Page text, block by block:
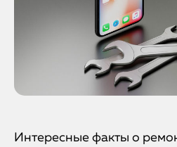
Интересные факты о